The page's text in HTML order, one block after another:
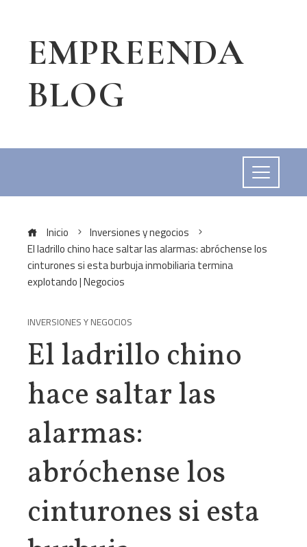
EMPREENDA
BLOG
Inicio
Inversiones y negocios
El ladrillo chino hace saltar las alarmas: abróchense los
cinturones si esta burbuja inmobiliaria termina
explotando | Negocios
INVERSIONES Y NEGOCIOS
El ladrillo chino
hace saltar las
alarmas:
abróchense los
cinturones si esta